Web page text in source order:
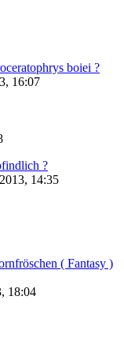
boiei ?
16:07
?
14:35
( Fantasy )
18:04